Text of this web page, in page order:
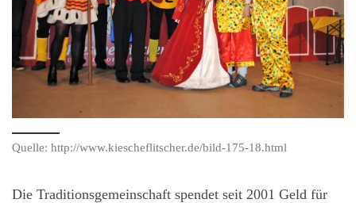
Quelle: http://www.kiescheflitscher.de/bild-175-18.html
Die Traditionsgemeinschaft spendet seit 2001 Geld für